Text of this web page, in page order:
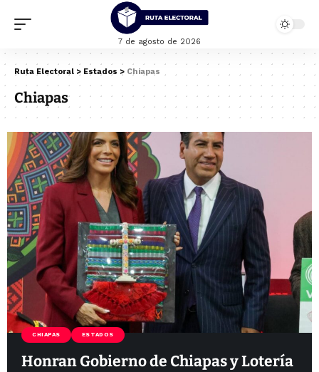
7 de agosto de 2026
Ruta Electoral > Estados > Chiapas
Chiapas
CHIAPAS ESTADOS
Honran Gobierno de Chiapas y Lotería